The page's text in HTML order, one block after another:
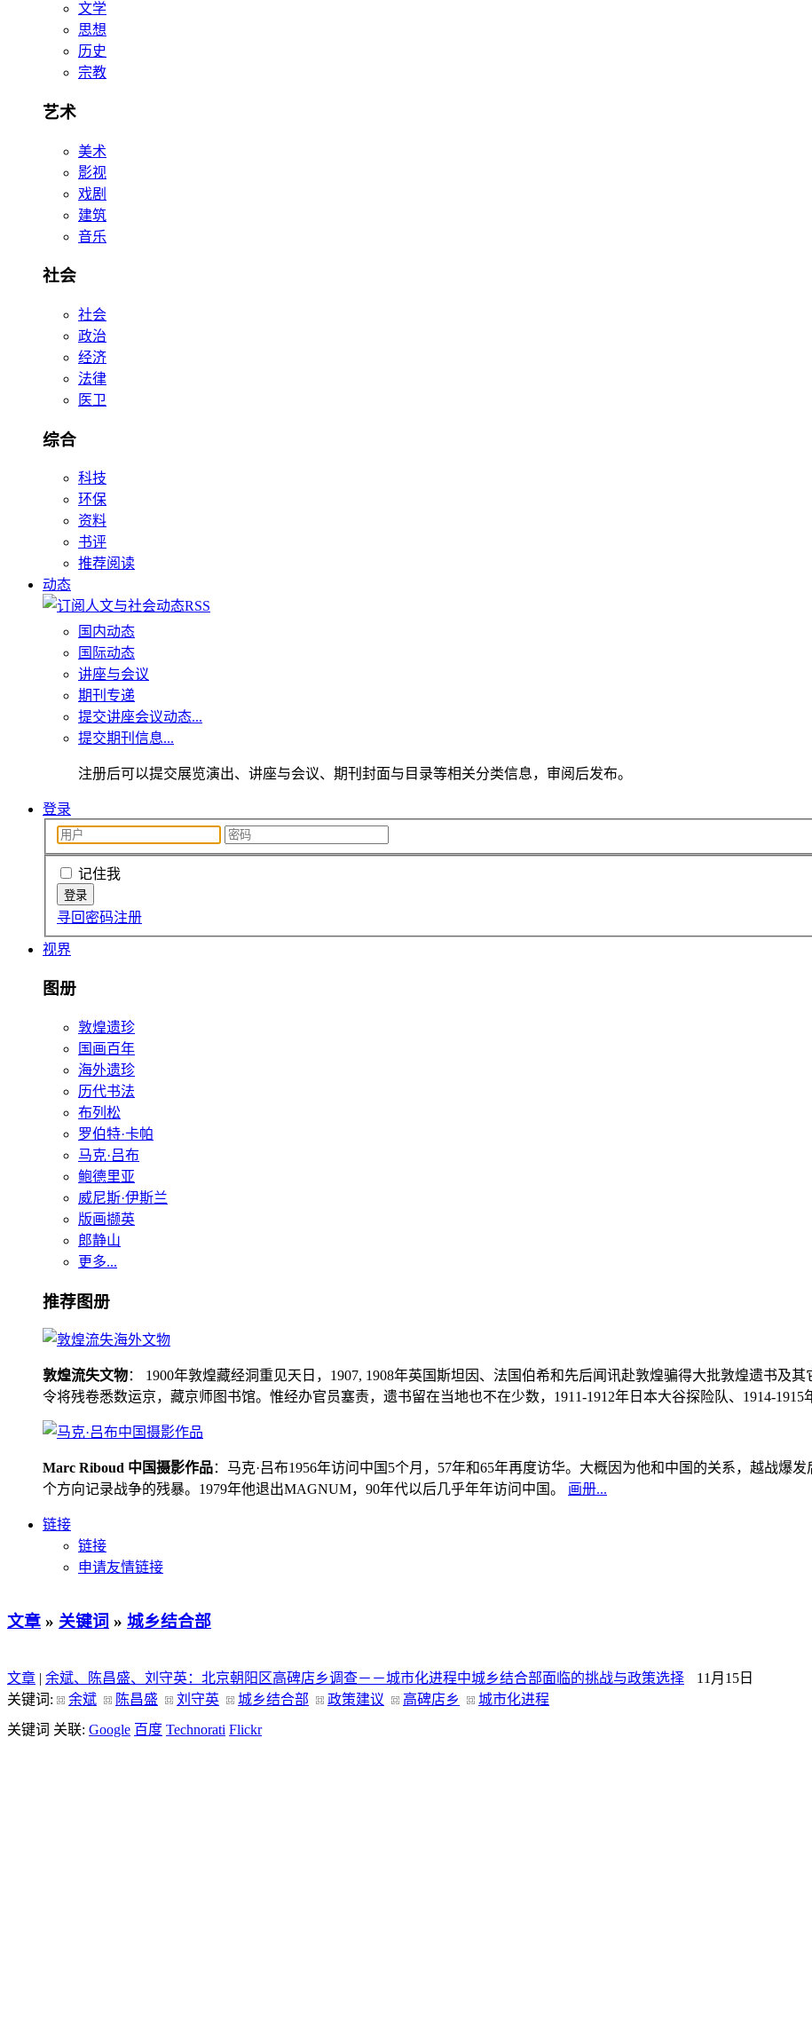
文学
思想
历史
宗教
艺术
美术
影视
戏剧
建筑
音乐
社会
社会
政治
经济
法律
医卫
综合
科技
环保
资料
书评
推荐阅读
动态
国内动态
国际动态
讲座与会议
期刊专递
提交讲座会议动态...
提交期刊信息...
注册后可以提交展览演出、讲座与会议、期刊封面与目录等相关分类信息，审阅后发布。
登录
记住我
寻回密码注册
视界
图册
敦煌遗珍
国画百年
海外遗珍
历代书法
布列松
罗伯特·卡帕
马克·吕布
鲍德里亚
威尼斯·伊斯兰
版画撷英
郎静山
更多...
推荐图册
敦煌流失文物： 1900年敦煌藏经洞重见天日，1907, 1908年英国斯坦因、法国伯希和先后闻讯赴敦煌骗得大批敦煌遗书及
令将残卷悉数运京，藏京师图书馆。惟经办官员塞责，遗书留在当地也不在少数，1911-1912年日本大谷探险队、1914-1915
Marc Riboud 中国摄影作品：马克·吕布1956年访问中国5个月，57年和65年再度访华。大概因为他和中国的关系，越战爆
个方向记录战争的残暴。1979年他退出MAGNUM，90年代以后几乎年年访问中国。 画册...
链接
链接
申请友情链接
文章 » 关键词 » 城乡结合部
文章 | 余斌、陈昌盛、刘守英：北京朝阳区高碑店乡调查－－城市化进程中城乡结合部面临的挑战与政策选择
11月15日
关键词:
余斌 陈昌盛 刘守英 城乡结合部 政策建议 高碑店乡
城市化进程
关键词 关联: Google 百度 Technorati Flickr